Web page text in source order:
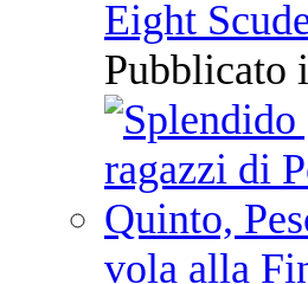
Eight
Pubblicato
vola alla